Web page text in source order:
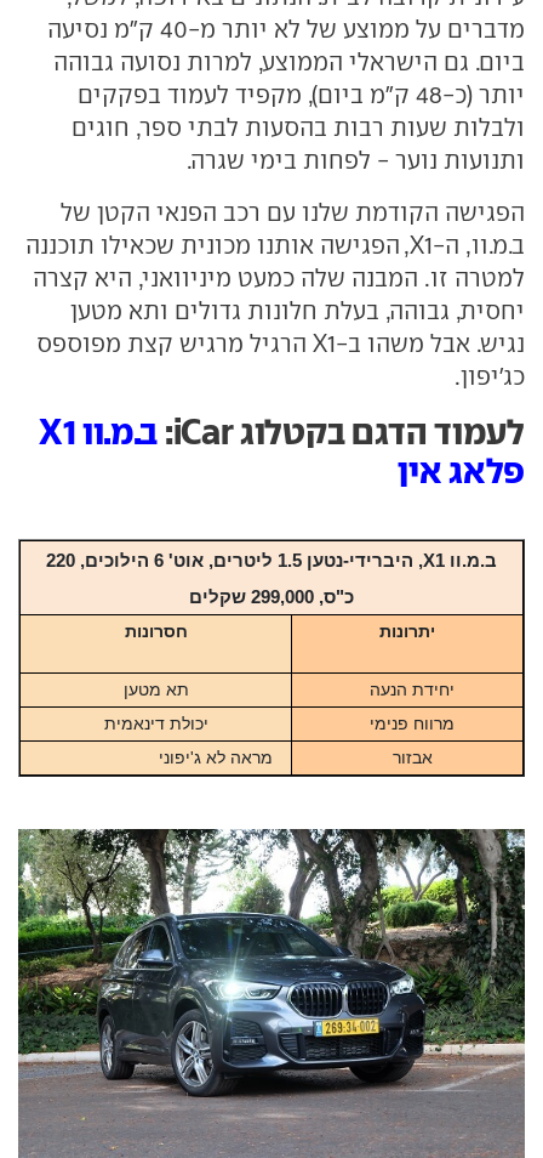
מדברים על ממוצע של לא יותר מ-40 ק"מ נסיעה
ביום. גם הישראלי הממוצע, למרות נסועה גבוהה
יותר (כ-48 ק"מ ביום), מקפיד לעמוד בפקקים
ולבלות שעות רבות בהסעות לבתי ספר, חוגים
ותנועות נוער - לפחות בימי שגרה.
הפגישה הקודמת שלנו עם רכב הפנאי הקטן של
ב.מ.וו, ה-X1, הפגישה אותנו מכונית שכאילו תוכננה
למטרה זו. המבנה שלה כמעט מיניוואני, היא קצרה
יחסית, גבוהה, בעלת חלונות גדולים ותא מטען
נגיש. אבל משהו ב-X1 הרגיל מרגיש קצת מפוספס
כג'יפון.
לעמוד הדגם בקטלוג iCar:
ב.מ.וו X1
פלאג אין
ב.מ.וו X1, היברידי-נטען 1.5 ליטרים, אוט' 6 הילוכים, 220
כ"ס, 299,000 שקלים
יתרונות
חסרונות
יחידת הנעה
תא מטען
מרווח פנימי
יכולת דינאמית
אבזור
מראה לא ג'יפוני